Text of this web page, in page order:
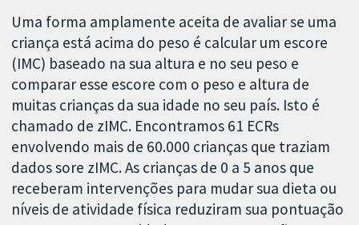
Uma forma amplamente aceita de avaliar se uma
criança está acima do peso é calcular um escore
(IMC) baseado na sua altura e no seu peso e
comparar esse escore com o peso e altura de
muitas crianças da sua idade no seu país. Isto é
chamado de zIMC. Encontramos 61 ECRs
envolvendo mais de 60.000 crianças que traziam
dados sore zIMC. As crianças de 0 a 5 anos que
receberam intervenções para mudar sua dieta ou
níveis de atividade física reduziram sua pontuação